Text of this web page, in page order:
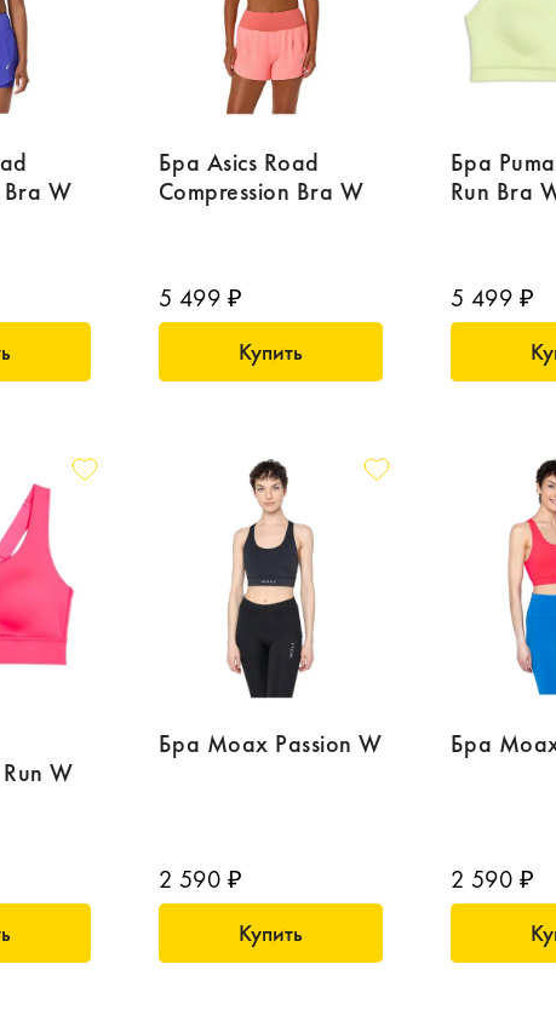
Bra W
Бра Asics Road
Compression Bra W
5 499 ₽
Купить
Бра
Run Bra
5 499 ₽
W
Бра Moax Passion W
2 590 ₽
Купить
Бра
2 590 ₽